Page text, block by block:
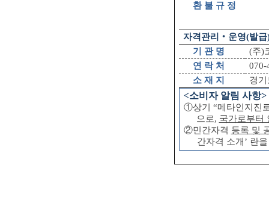
환 불 규 정
자격관리 ‧ 운영(발급
기 관 명
(주)
연 락 처
070-
소 재 지
경
<소비자 알림 사항>
①상기 “메타인지진
으로, 국가로부터
②민간자격 등록 및
간자격 소개 ’ 란